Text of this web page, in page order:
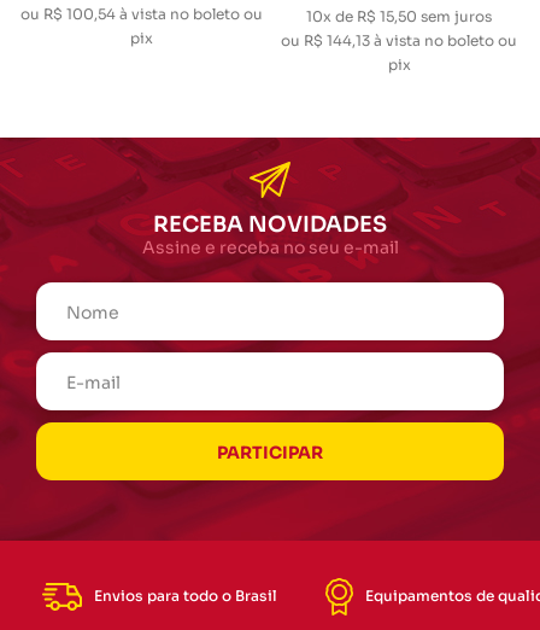
ou R$ 100,54à vista no boleto ou
pix
10x de R$ 15,50 sem juros
ou R$ 144,13 à vista no boleto ou
pix
RECEBA NOVIDADES
Assine e receba no seu e-mail
Envios para todo o Brasil Equipamentos de